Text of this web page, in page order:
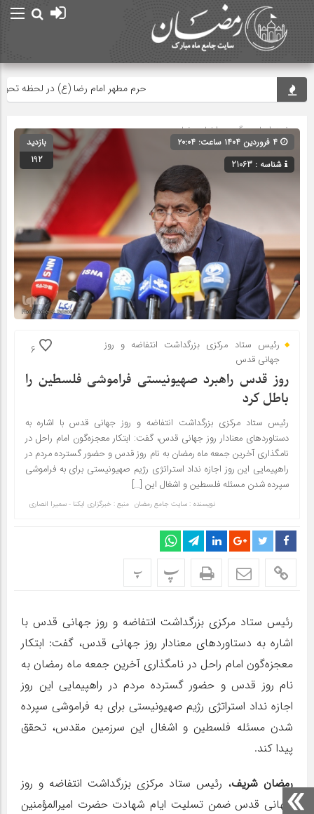
حرم مطهر امام رضا (ع) در لحظه تحویل
صفحه اصلی» گروه »اخبار رمضان
شناسه : 21063
بازدید
192
6
رئیس ستاد مرکزی بزرگداشت انتفاضه و روز
جهانی قدس
روز قدس راهبرد صهیونیستی فراموشی فلسطین را
باطل کرد
رئیس ستاد مرکزی بزرگداشت انتفاضه و روز جهانی قدس با اشاره به
دستاوردهای معنادار روز جهانی قدس، گفت: ابتکار معجزه‌گون امام راحل در
نامگذاری آخرین جمعه ماه رمضان به نام روز قدس و حضور گسترده مردم در
راهپیمایی این روز اجازه نداد استراتژی رژیم صهیونیستی برای به فراموشی
سپرده شدن مسئله فلسطین و اشغال این […]
نویسنده : سایت جامع رمضان منبع : خبرگزاری ایکنا - سمیرا انصاری
پ پ
رئیس ستاد مرکزی بزرگداشت انتفاضه و روز جهانی قدس با
اشاره به دستاوردهای معنادار روز جهانی قدس، گفت: ابتکار
معجزه‌گون امام راحل در نامگذاری آخرین جمعه ماه رمضان به
نام روز قدس و حضور گسترده مردم در راهپیمایی این روز
اجازه نداد استراتژی رژیم صهیونیستی برای به فراموشی سپرده
شدن مسئله فلسطین و اشغال این سرزمین مقدس، تحقق
پیدا کند.
رمضان شریف، رئیس ستاد مرکزی بزرگداشت انتفاضه و روز
جهانی قدس ضمن تسلیت ایام شهادت حضرت امیرالمؤمنین